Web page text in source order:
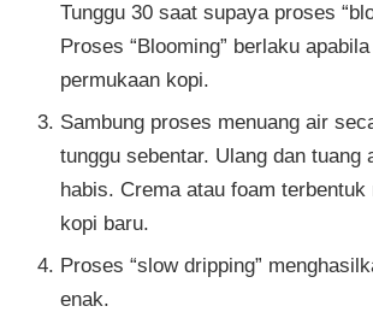
Tunggu 30 saat supaya proses
Proses “Blooming” berlaku
permukaan kopi.
Sambung proses menuang air
tunggu sebentar. Ulang dan tuang
habis. Crema atau foam terbentuk
kopi baru.
Proses “slow dripping”
enak.